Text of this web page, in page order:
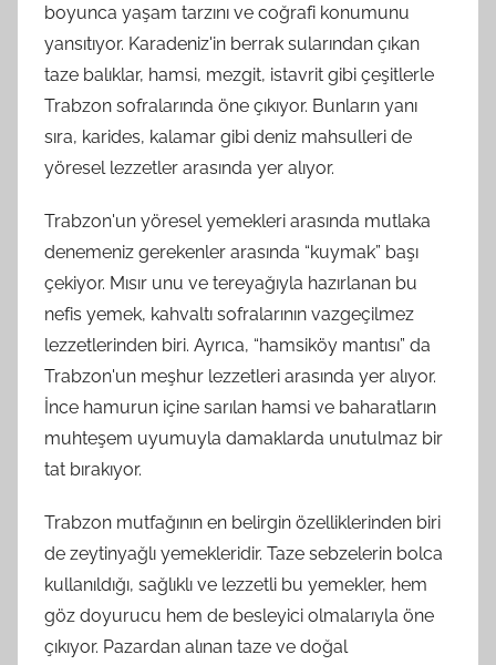
boyunca yaşam tarzını ve coğrafi konumunu
yansıtıyor. Karadeniz'in berrak sularından çıkan
taze balıklar, hamsi, mezgit, istavrit gibi çeşitlerle
Trabzon sofralarında öne çıkıyor. Bunların yanı
sıra, karides, kalamar gibi deniz mahsulleri de
yöresel lezzetler arasında yer alıyor.
Trabzon'un yöresel yemekleri arasında mutlaka
denemeniz gerekenler arasında “kuymak” başı
çekiyor. Mısır unu ve tereyağıyla hazırlanan bu
nefis yemek, kahvaltı sofralarının vazgeçilmez
lezzetlerinden biri. Ayrıca, “hamsiköy mantısı” da
Trabzon'un meşhur lezzetleri arasında yer alıyor.
İnce hamurun içine sarılan hamsi ve baharatların
muhteşem uyumuyla damaklarda unutulmaz bir
tat bırakıyor.
Trabzon mutfağının en belirgin özelliklerinden biri
de zeytinyağlı yemekleridir. Taze sebzelerin bolca
kullanıldığı, sağlıklı ve lezzetli bu yemekler, hem
göz doyurucu hem de besleyici olmalarıyla öne
çıkıyor. Pazardan alınan taze ve doğal